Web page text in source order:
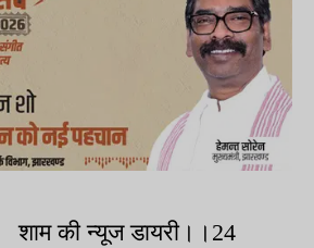
शाम की न्यूज डायरी।।24